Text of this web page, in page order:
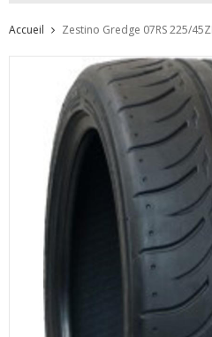
Accueil Zestino Gredge 07RS 225/